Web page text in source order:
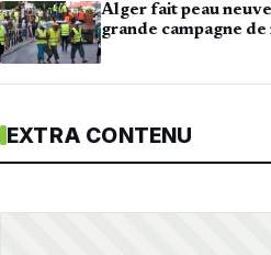
Alger fait peau
grande campagne
EXTRA CONTENU